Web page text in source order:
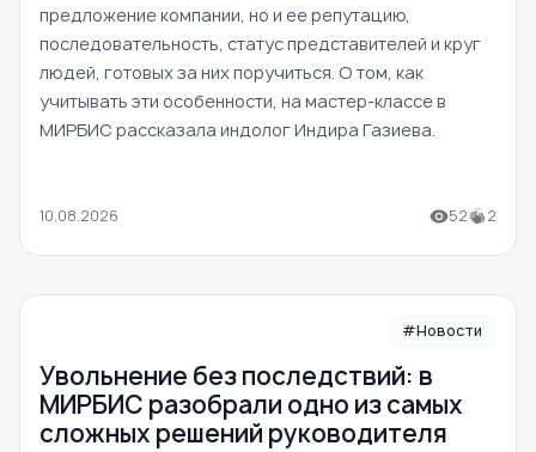
предложение компании, но и ее репутацию,
последовательность, статус представителей и круг
людей, готовых за них поручиться. О том, как
учитывать эти особенности, на мастер-классе в
МИРБИС рассказала индолог Индира Газиева.
10.08.2026 52 2
#Новости
Увольнение без последствий: в
МИРБИС разобрали одно из самых
сложных решений руководителя